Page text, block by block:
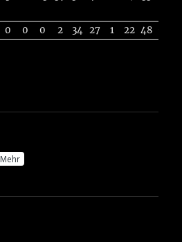
0 0 0 2 34 27 1 22 48
Mehr